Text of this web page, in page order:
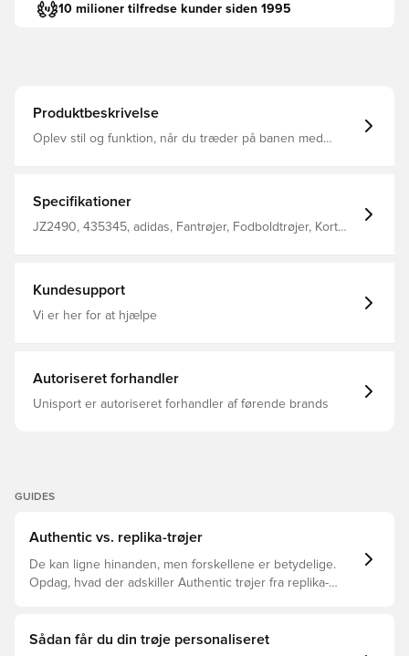
10 milioner tilfredse kunder siden 1995
Produktbeskrivelse
Oplev stil og funktion, når du træder på banen med
genanvendt polyester
Specifikationer
JZ2490, 435345, adidas, Fantrøjer, Fodboldtrøjer, Kort
Kundesupport
Vi er her for at hjælpe
Autoriseret forhandler
Unisport er autoriseret forhandler af førende brands
GUIDES
Authentic vs. replika-trøjer
De kan ligne hinanden, men forskellene er betydelige.
Opdag, hvad der adskiller Authentic trøjer fra replika-
Sådan får du din trøje personaliseret